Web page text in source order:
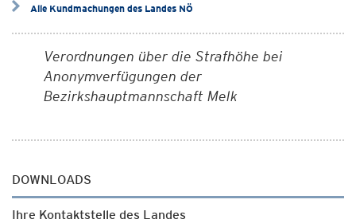
Alle Kundmachungen des Landes NÖ
Verordnungen über die Strafhöhe bei
Anonymverfügungen der
Bezirkshauptmannschaft Melk
DOWNLOADS
Ihre Kontaktstelle des Landes